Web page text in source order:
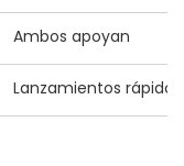
Ambos apoyan
Lanzamientos rápidos